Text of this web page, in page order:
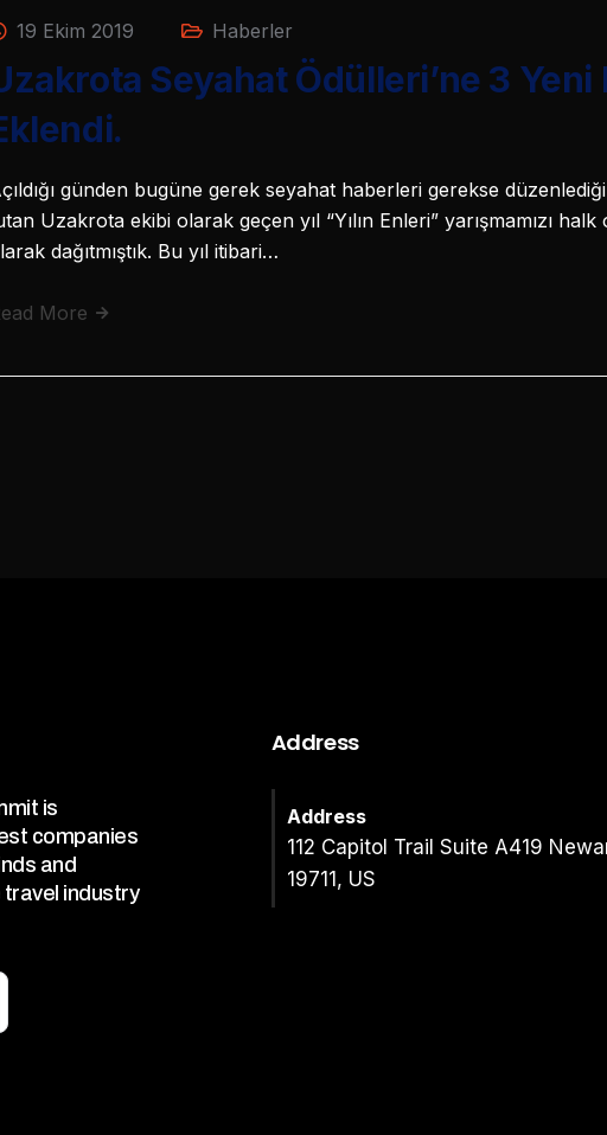
19 Ekim 2019 Haberler
Seyahat Ödülleri’ne 3
günden bugüne gerek seyahat haberleri gerekse
Uzakrota ekibi olarak geçen yıl “Yılın Enleri” yarışmamızı
dağıtmıştık. Bu yıl itibari…
More
is
companies
and
industry
Address
Address
112 Capitol Trail Suite A419
19711, US